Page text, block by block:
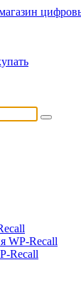
WP-Recall
Recall